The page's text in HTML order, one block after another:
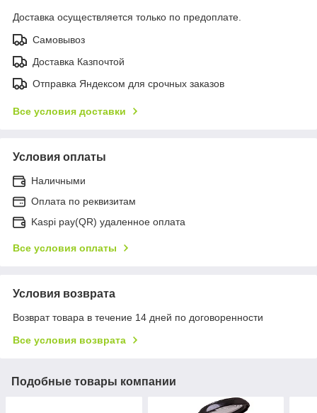
Доставка осуществляется только по предоплате.
Самовывоз
Доставка Казпочтой
Отправка Яндексом для срочных заказов
Все условия доставки
Условия оплаты
Наличными
Оплата по реквизитам
Kaspi pay(QR) удаленное оплата
Все условия оплаты
Условия возврата
Возврат товара в течение 14 дней по договоренности
Все условия возврата
Подобные товары компании